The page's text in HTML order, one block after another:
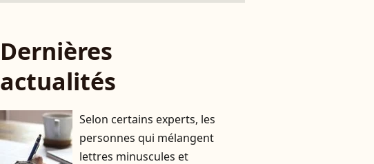
Dernières
actualités
Selon certains experts, les
personnes qui mélangent
lettres minuscules et